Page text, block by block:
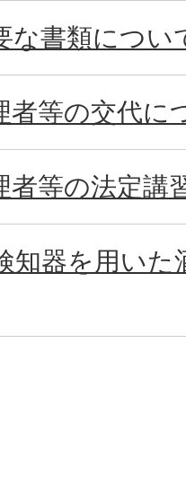
な書類につい
者等の交代に
者等の法定講
知器を用いた